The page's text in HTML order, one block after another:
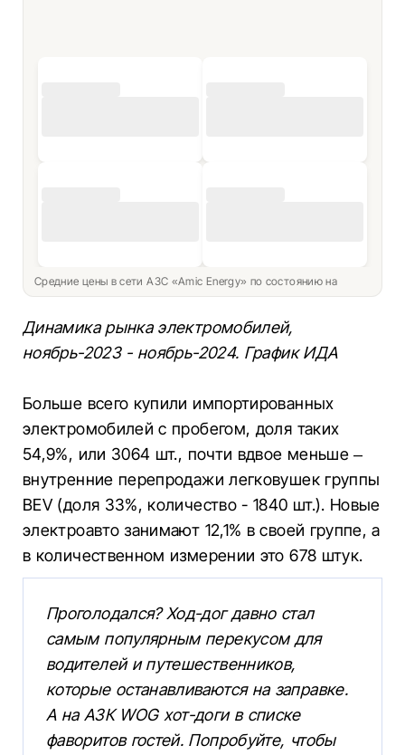
Средние цены в сети АЗС «Amic Energy» по состоянию на
Динамика рынка электромобилей,
ноябрь-2023 - ноябрь-2024. График ИДА
Больше всего купили импортированных
электромобилей с пробегом, доля таких
54,9%, или 3064 шт., почти вдвое меньше –
внутренние перепродажи легковушек группы
BEV (доля 33%, количество - 1840 шт.). Новые
электроавто занимают 12,1% в своей группе, а
в количественном измерении это 678 штук.
Проголодался? Ход-дог давно стал
самым популярным перекусом для
водителей и путешественников,
которые останавливаются на заправке.
А на АЗК WOG хот-доги в списке
фаворитов гостей. Попробуйте, чтобы